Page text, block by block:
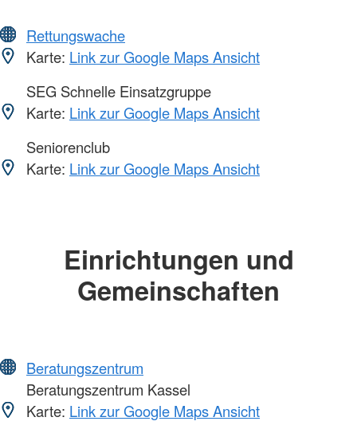
Rettungswache
Karte: Link zur Google Maps Ansicht
SEG Schnelle Einsatzgruppe
Karte: Link zur Google Maps Ansicht
Seniorenclub
Karte: Link zur Google Maps Ansicht
Einrichtungen und
Gemeinschaften
Beratungszentrum
Beratungszentrum Kassel
Karte: Link zur Google Maps Ansicht